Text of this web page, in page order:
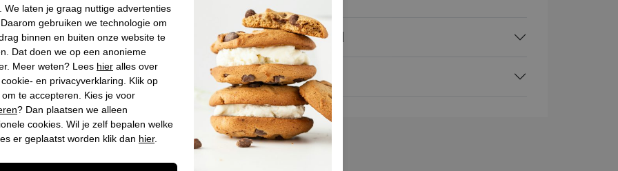
Winkelvoorraad
Omschrijving
Laatst bekeken
We laten je graag nuttige advertenties
gebruiken we technologie om
binnen en buiten onze website te
Dat doen we op een anonieme
Meer weten? Lees hier alles over
en privacyverklaring. Klik op
te accepteren. Kies je voor
? Dan plaatsen we alleen
cookies. Wil je zelf bepalen welke
er geplaatst worden klik dan hier.